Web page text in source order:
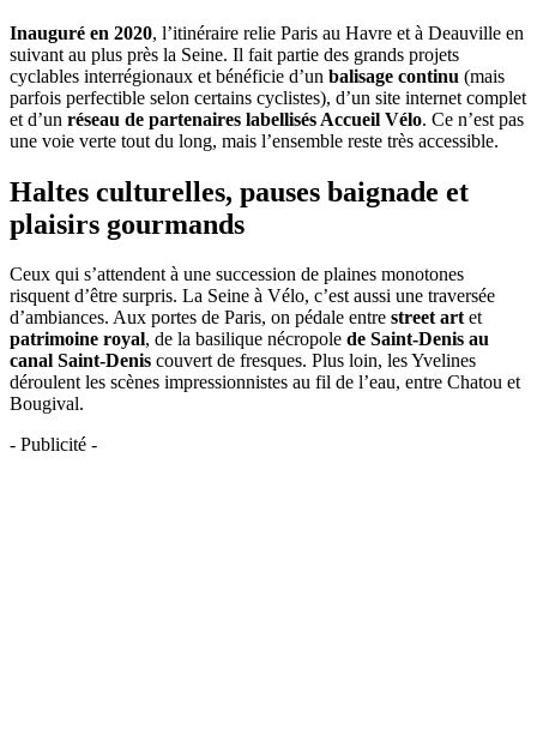
Inauguré en 2020, l’itinéraire relie Paris au Havre et à Deauville en
suivant au plus près la Seine. Il fait partie des grands projets
cyclables interrégionaux et bénéficie d’un balisage continu (mais
parfois perfectible selon certains cyclistes), d’un site internet complet
et d’un réseau de partenaires labellisés Accueil Vélo. Ce n’est pas
une voie verte tout du long, mais l’ensemble reste très accessible.
Haltes culturelles, pauses baignade et
plaisirs gourmands
Ceux qui s’attendent à une succession de plaines monotones
risquent d’être surpris. La Seine à Vélo, c’est aussi une traversée
d’ambiances. Aux portes de Paris, on pédale entre street artet
patrimoine royal, de la basilique nécropole de Saint-Denis au
canal Saint-Denis couvert de fresques. Plus loin, les Yvelines
déroulent les scènes impressionnistes au fil de l’eau, entre Chatou et
Bougival.
- Publicité -